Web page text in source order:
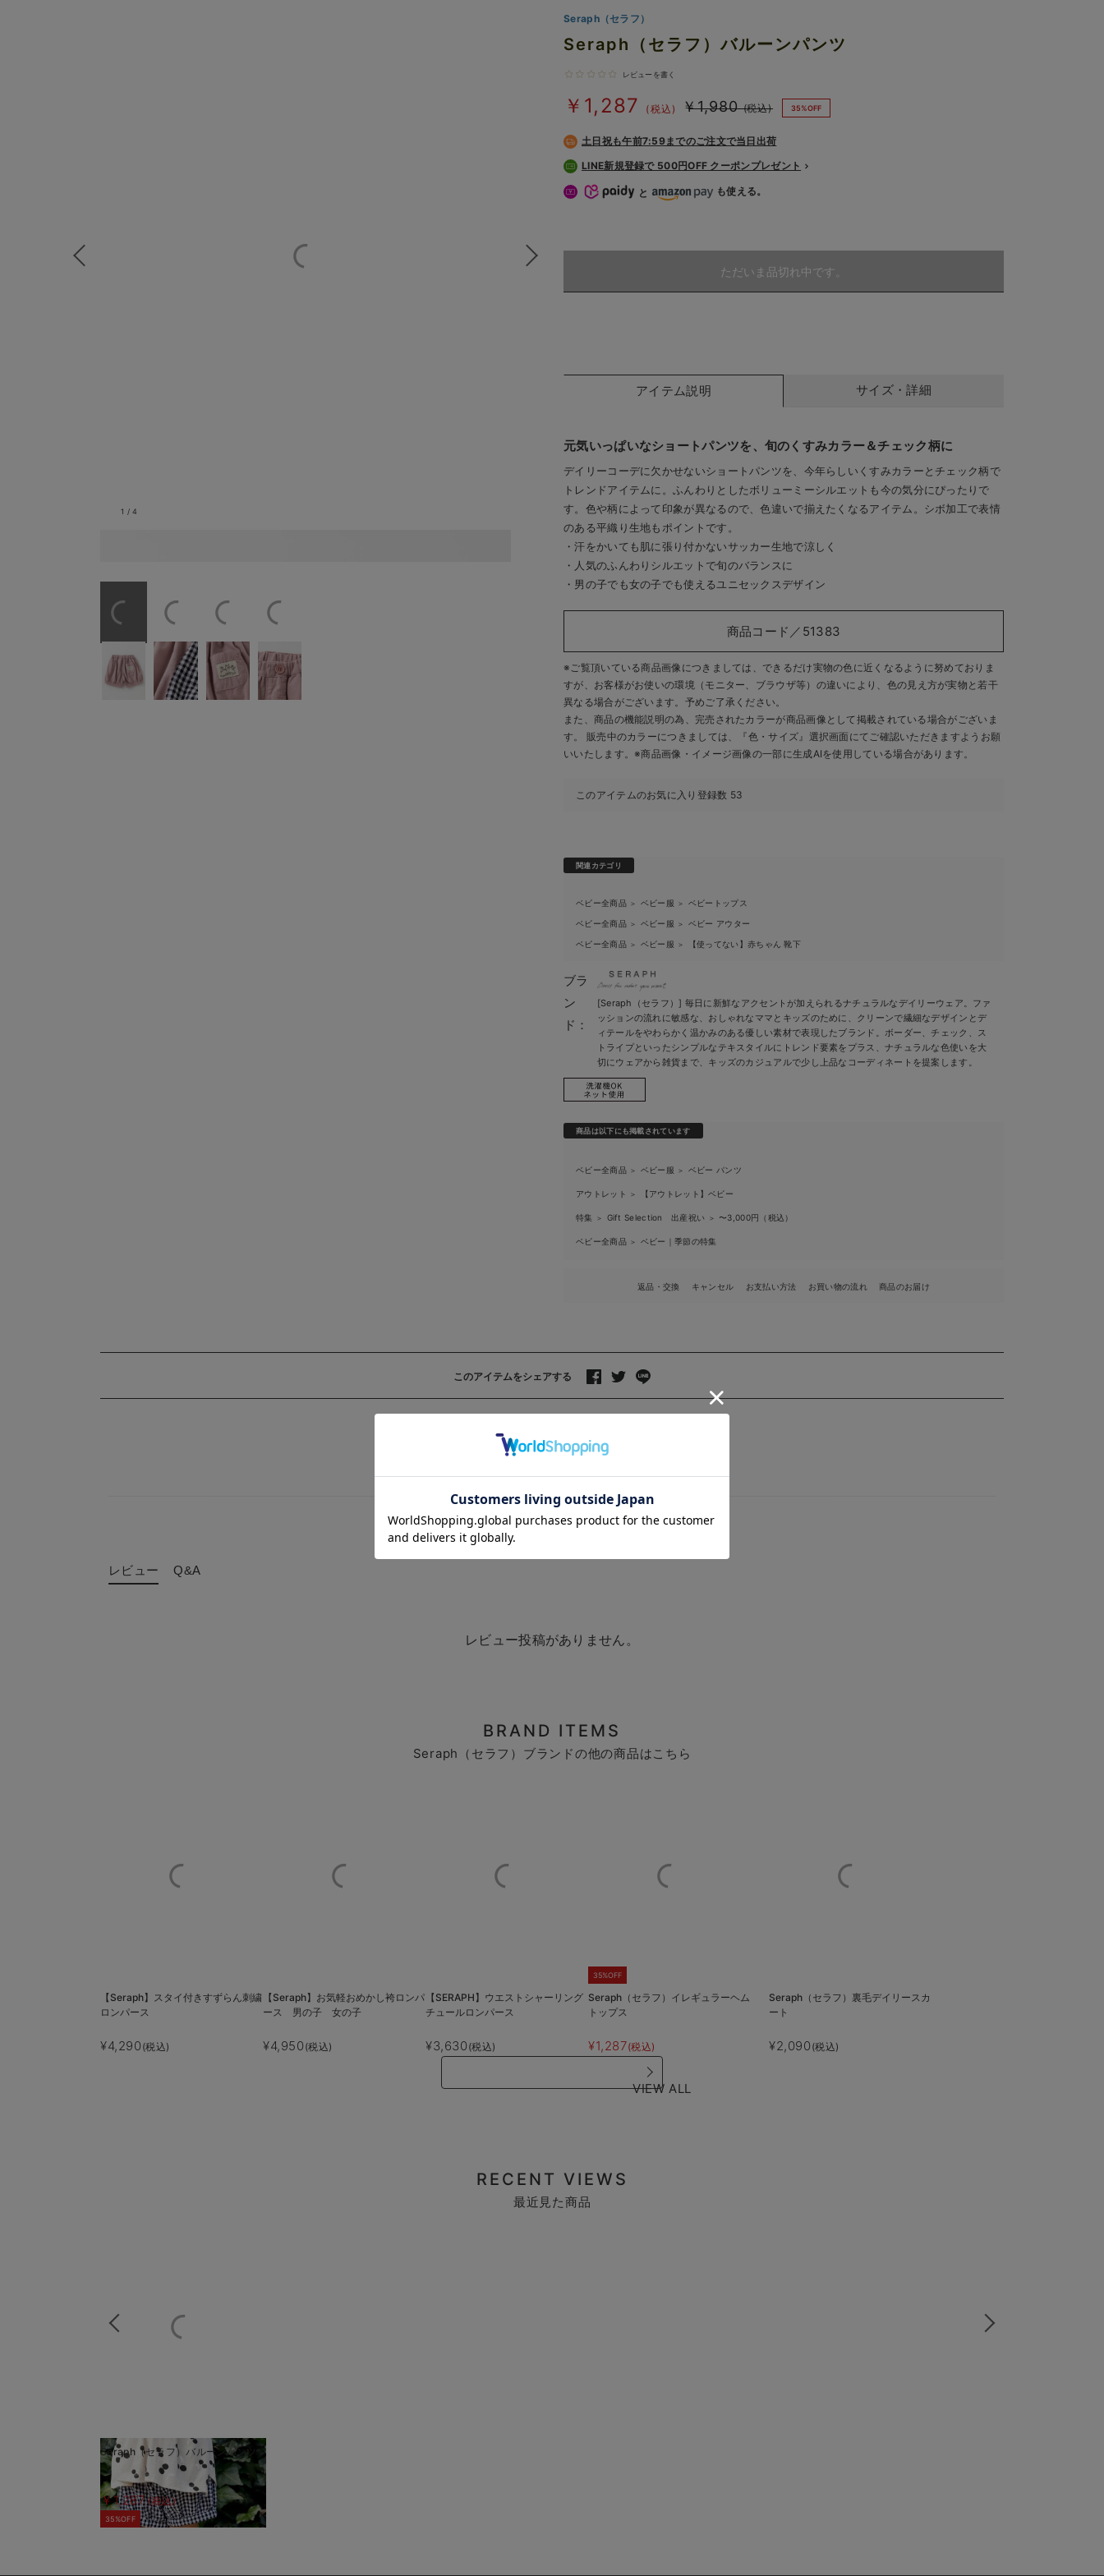
合わせやすい無地2色と1柄の3種類
1 /4
Seraph（セラフ）
Seraph（セラフ）バルーンパンツ
レビューを書く
￥1,980 (税込)
￥1,287 (税込) 35%OFF
土日祝も午前7:59までのご注文で当日出荷
LINE新規登録で 500円OFF クーポンプレゼント
と も使える。
ただいま品切れ中です。
アイテム説明 サイズ・詳細
元気いっぱいなショートパンツを、旬のくすみカラー＆チェック柄に
デイリーコーデに欠かせないショートパンツを、今年らしいくすみカラーとチェック柄で
トレンドアイテムに。ふんわりとしたボリューミーシルエットも今の気分にぴったりで
す。色や柄によって印象が異なるので、色違いで揃えたくなるアイテム。シボ加工で表情
のある平織り生地もポイントです。
・汗をかいても肌に張り付かないサッカー生地で涼しく
・人気のふんわりシルエットで旬のバランスに
・男の子でも女の子でも使えるユニセックスデザイン
商品コード／51383
※ご覧頂いている商品画像につきましては、できるだけ実物の色に近くなるように努めておりま
すが、 お客様がお使いの環境（モニター、ブラウザ等）の違いにより、色の見え方が実物と若干
異なる場合がございます。予めご了承ください。
また、商品の機能説明の為、完売されたカラーが商品画像として掲載されている場合がございま
す。 販売中のカラーにつきましては、『色・サイズ』選択画面にてご確認いただきますようお願
いいたします。 ※商品画像・イメージ画像の一部に生成AIを使用している場合があります。
このアイテムのお気に入り登録数 53
関連カテゴリ
ベビー全商品 ＞ ベビー服 ＞ ベビートップス
ベビー全商品 ＞ ベビー服 ＞ ベビー アウター
ベビー全商品 ＞ ベビー服 ＞ 【使ってない】赤ちゃん 靴下
ブラ
ン
ド：
[Seraph（セラフ）] 毎日に新鮮なアクセントが加えられるナチュラルなデイリーウェア。ファ
ッションの流れに敏感な、おしゃれなママとキッズのために、クリーンで繊細なデザインとデ
ィテールをやわらかく温かみのある優しい素材で表現したブランド。ボーダー、チェック、ス
トライプといったシンプルなテキスタイルにトレンド要素をプラス、ナチュラルな色使いを大
切にウェアから雑貨まで、キッズのカジュアルで少し上品なコーディネートを提案します。
商品は以下にも掲載されています
ベビー全商品 ＞ ベビー服 ＞ ベビー パンツ
アウトレット ＞ 【アウトレット】ベビー
特集 ＞ Gift Selection 出産祝い ＞ 〜3,000円（税込）
ベビー全商品 ＞ ベビー｜季節の特集
返品・交換 キャンセル お支払い方法 お買い物の流れ 商品のお届け
このアイテムをシェアする >
レビューを書く 質問する
レビュー Q&A
レビュー投稿がありません。
BRAND ITEMS
Seraph（セラフ）ブランドの他の商品はこちら
【Seraph】スタイ付きすずらん刺繍
ロンパース
¥4,290 (税込)
【Seraph】お気軽おめかし袴ロンパ
ース 男の子 女の子
¥4,950 (税込)
【SERAPH】ウエストシャーリング
チュールロンパース
¥3,630 (税込)
35%OFF
Seraph（セラフ）イレギュラーヘム
トップス
¥1,287(税込)
Seraph（セラフ）裏毛デイリースカ
ート
¥2,090 (税込)
VIEW ALL
RECENT VIEWS
最近見た商品
商
品
詳
細
を
商
品
詳
細
Seraph（セラフ）バルーンパンツ
￥1,287 (税込)
35%OFF
お気に入り商品を確認する